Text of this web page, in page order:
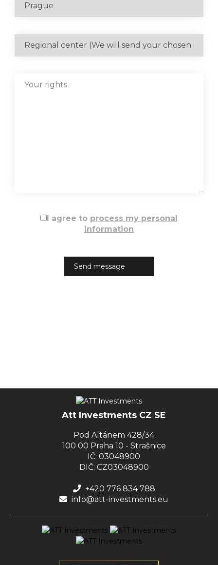
I agree to process my personal
information
Att Investments CZ SE
Pod Altánem 428/34
100 00 Praha 10 - Strašnice
IČ: 03048900
DIČ: CZ03048900
+420 776 834 788
info@att-investments.eu